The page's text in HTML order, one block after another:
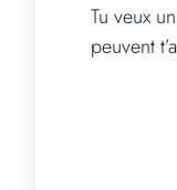
Tu veux
peuvent